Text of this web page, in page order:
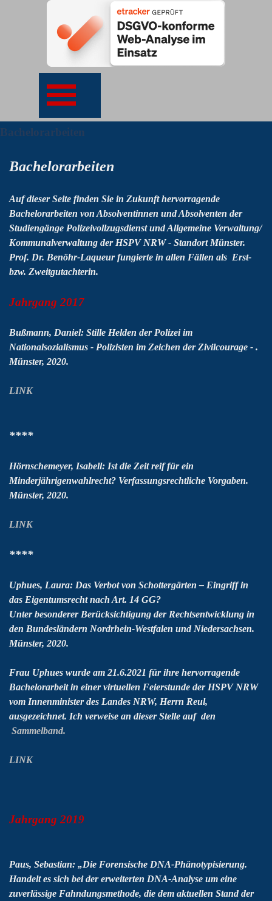
Bachelorarbeiten
Bachelorarbeiten
Auf dieser Seite finden Sie in Zukunft hervorragende
Bachelorarbeiten von Absolventinnen und Absolventen der
Studiengänge Polizeivollzugsdienst und Allgemeine Verwaltung/
Kommunalverwaltung der HSPV NRW - Standort Münster.
Prof. Dr. Benöhr-Laqueur fungierte in allen Fällen als Erst-
bzw. Zweitgutachterin.
Jahrgang 2017
Bußmann, Daniel: Stille Helden der Polizei im
Nationalsozialismus - Polizisten im Zeichen der Zivilcourage - .
Münster, 2020.
LINK
****
Hörnschemeyer, Isabell: Ist die Zeit reif für ein
Minderjährigenwahlrecht? Verfassungsrechtliche Vorgaben.
Münster, 2020.
LINK
****
Uphues, Laura: Das Verbot von Schottergärten – Eingriff in
das Eigentumsrecht nach Art. 14 GG?
Unter besonderer Berücksichtigung der Rechtsentwicklung in
den Bundesländern Nordrhein-Westfalen und Niedersachsen.
Münster, 2020.
Frau Uphues wurde am 21.6.2021 für ihre hervorragende
Bachelorarbeit in einer virtuellen Feierstunde der HSPV NRW
vom Innenminister des Landes NRW, Herrn Reul,
ausgezeichnet. Ich verweise an dieser Stelle auf den
Sammelband.
LINK
Jahrgang 2019
Paus, Sebastian: „Die Forensische DNA-Phänotypisierung.
Handelt es sich bei der erweiterten DNA-Analyse um eine
zuverlässige Fahndungsmethode, die dem aktuellen Stand der